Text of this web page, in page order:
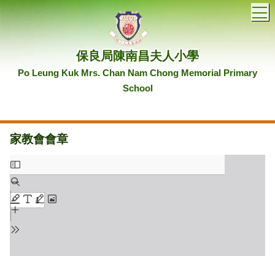
保良局陳南昌夫人小學
Po Leung Kuk Mrs. Chan Nam Chong Memorial Primary
School
家教會會章